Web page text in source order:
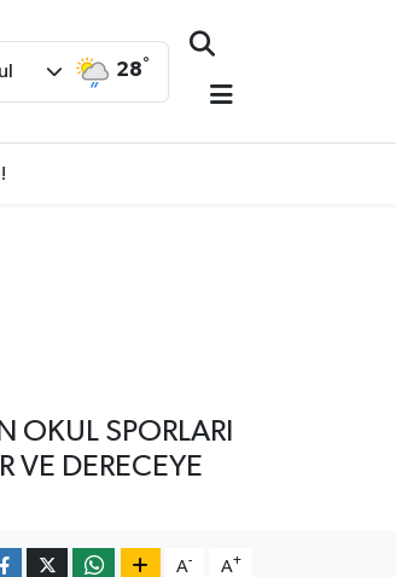
28°
OKUL SPORLARI
VE DERECEYE
A- A+